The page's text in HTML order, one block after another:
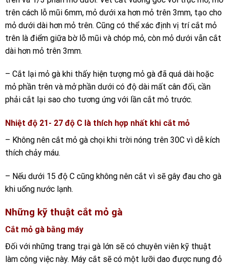
trên cách lỗ mũi 6mm, mỏ dưới xa hơn mỏ trên 3mm, tạo cho
mỏ dưới dài hơn mỏ trên. Cũng có thể xác định vị trí cắt mỏ
trên là điểm giữa bờ lỗ mũi và chóp mỏ, còn mỏ dưới vẫn cắt
dài hơn mỏ trên 3mm.
– Cắt lại mỏ gà khi thấy hiện tượng mỏ gà đã quá dài hoặc
mỏ phần trên và mở phần dưới có độ dài mất cân đối, cần
phải cắt lại sao cho tương ứng với lần cắt mỏ trước.
Nhiệt độ 21- 27 độ C là thích hợp nhất khi cắt mỏ
– Không nên cắt mỏ gà chọi khi trời nóng trên 30C vì dễ kích
thích chảy máu.
– Nếu dưới 15 độ C cũng không nên cắt vì sẽ gây đau cho gà
khi uống nước lạnh.
Những kỹ thuật cắt mỏ gà
Cắt mỏ gà bằng máy
Đối với những trang trại gà lớn sẽ có chuyên viên kỹ thuật
làm công việc này. Máy cắt sẽ có một lưỡi dao được nung đỏ